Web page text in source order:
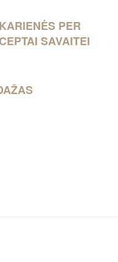
PER
SAVAITEI